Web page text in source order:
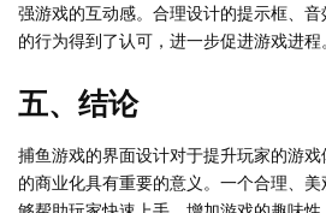
强游戏的互动感。合理设计的提示框、
的行为得到了认可，进一步促进游戏进程。
五、结论
捕鱼游戏的界面设计对于提升玩家的游
的商业化具有重要的意义。一个合理、